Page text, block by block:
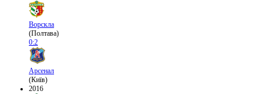
Ворскла
(Полтава)
0:2
Арсенал
(Київ)
2016